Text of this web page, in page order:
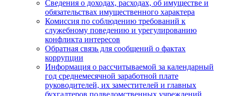
Сведения о доходах, расходах, об имуществе и
обязательствах имущественного характера
Комиссия по соблюдению требований к
служебному поведению и урегулированию
конфликта интересов
Обратная связь для сообщений о фактах
коррупции
Информация о рассчитываемой за календарный
год среднемесячной заработной плате
руководителей, их заместителей и главных